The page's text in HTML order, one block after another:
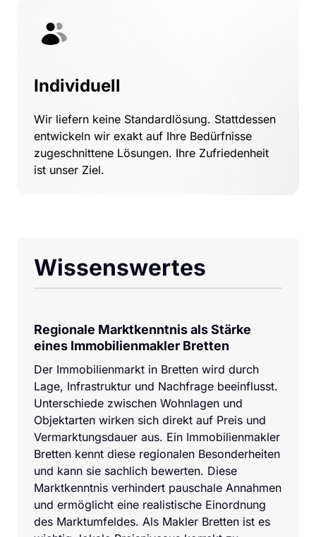
Individuell
Wir liefern keine Standardlösung. Stattdessen
entwickeln wir exakt auf Ihre Bedürfnisse
zugeschnittene Lösungen. Ihre Zufriedenheit
ist unser Ziel.
Wissenswertes
Regionale Marktkenntnis als Stärke
eines Immobilienmakler Bretten
Der Immobilienmarkt in Bretten wird durch
Lage, Infrastruktur und Nachfrage beeinflusst.
Unterschiede zwischen Wohnlagen und
Objektarten wirken sich direkt auf Preis und
Vermarktungsdauer aus. Ein Immobilienmakler
Bretten kennt diese regionalen Besonderheiten
und kann sie sachlich bewerten. Diese
Marktkenntnis verhindert pauschale Annahmen
und ermöglicht eine realistische Einordnung
des Marktumfeldes. Als Makler Bretten ist es